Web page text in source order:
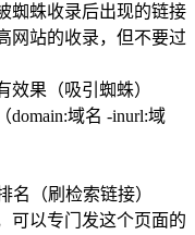
蜘蛛收录后出现的链接
网站的收录，但不要过
效果（吸引蜘蛛）
domain:域名 -inurl:域
名（刷检索链接）
可以专门发这个页面的